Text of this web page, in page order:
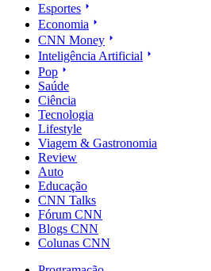
Esportes
Economia
CNN Money
Inteligência Artificial
Pop
Saúde
Ciência
Tecnologia
Lifestyle
Viagem & Gastronomia
Review
Auto
Educação
CNN Talks
Fórum CNN
Blogs CNN
Colunas CNN